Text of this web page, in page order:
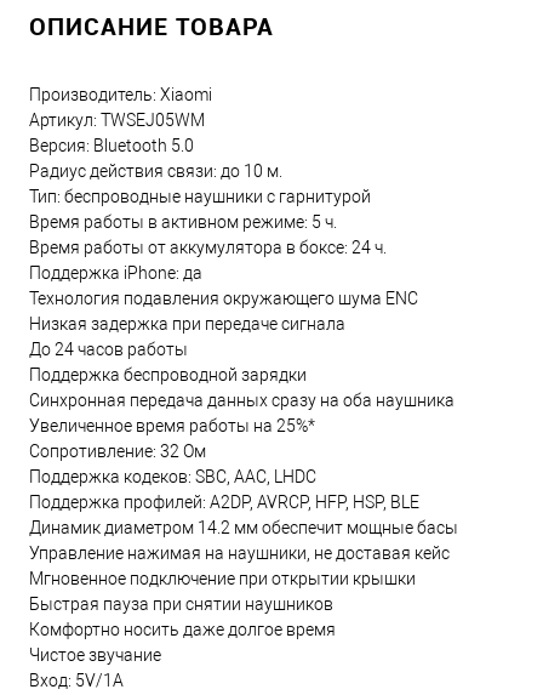
ОПИСАНИЕ ТОВАРА
Производитель: Xiaomi
Артикул: TWSEJ05WM
Версия: Bluetooth 5.0
Радиус действия связи: до 10 м.
Тип: беспроводные наушники с гарнитурой
Время работы в активном режиме: 5 ч.
Время работы от аккумулятора в боксе: 24 ч.
Поддержка iPhone: да
Технология подавления окружающего шума ENC
Низкая задержка при передаче сигнала
До 24 часов работы
Поддержка беспроводной зарядки
Синхронная передача данных сразу на оба наушника
Увеличенное время работы на 25%*
Сопротивление: 32 Ом
Поддержка кодеков: SBC, AAC, LHDC
Поддержка профилей: A2DP, AVRCP, HFP, HSP, BLE
Динамик диаметром 14.2 мм обеспечит мощные басы
Управление нажимая на наушники, не доставая кейс
Мгновенное подключение при открытии крышки
Быстрая пауза при снятии наушников
Комфортно носить даже долгое время
Чистое звучание
Вход: 5V/1A